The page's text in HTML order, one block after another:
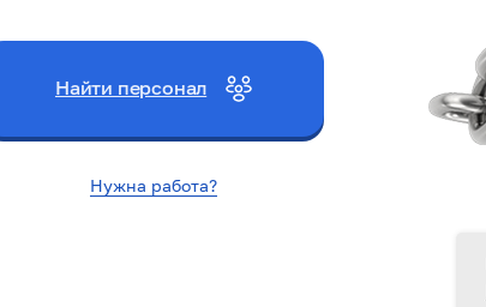
Нужна работа?
Найти персонал